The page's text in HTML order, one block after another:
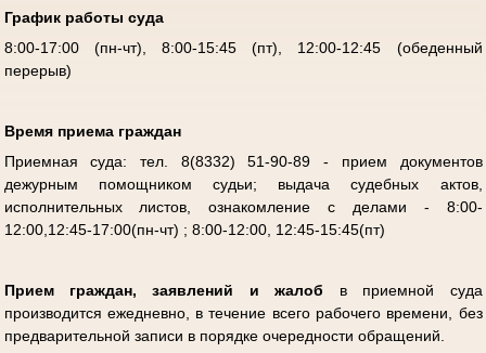
График работы суда
8:00-17:00 (пн-чт), 8:00-15:45 (пт), 12:00-12:45 (обеденный
перерыв)
Время приема граждан
Приемная суда: тел. 8(8332) 51-90-89 - прием документов
дежурным помощником судьи; выдача судебных актов,
исполнительных листов, ознакомление с делами - 8:00-
12:00,12:45-17:00(пн-чт) ; 8:00-12:00, 12:45-15:45(пт)
Прием граждан, заявлений и жалоб в приемной суда
производится ежедневно, в течение всего рабочего времени, без
предварительной записи в порядке очередности обращений.